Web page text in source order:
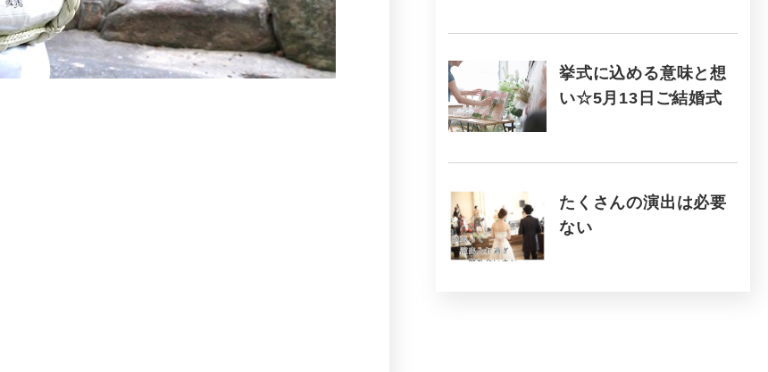
挙式に込める意味と想
い☆5月13日ご結婚式
たくさんの演出は必要
ない